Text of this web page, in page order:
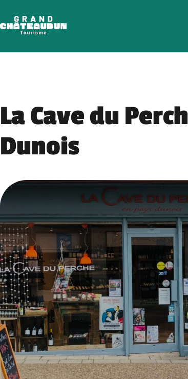
content
La Cave du
Dunois